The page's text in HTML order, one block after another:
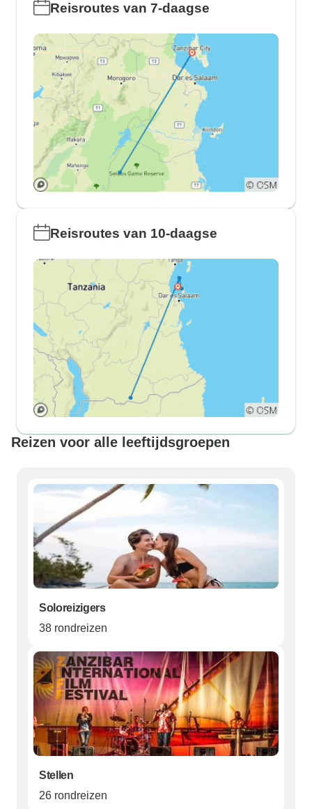
Reisroutes van 7-daagse
Reisroutes van 10-daagse
Reizen voor alle leeftijdsgroepen
Soloreizigers
38 rondreizen
Stellen
26 rondreizen